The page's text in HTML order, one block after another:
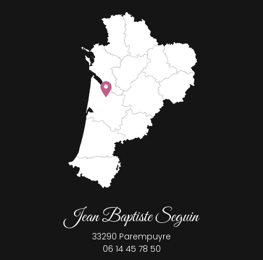
Jean Baptiste Seguin
33290 Parempuyre
06 14 45 78 50